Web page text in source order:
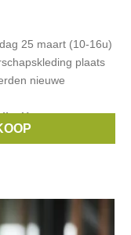
25 maart (10-16u)
plaats
nieuwe
,Un ventre pour